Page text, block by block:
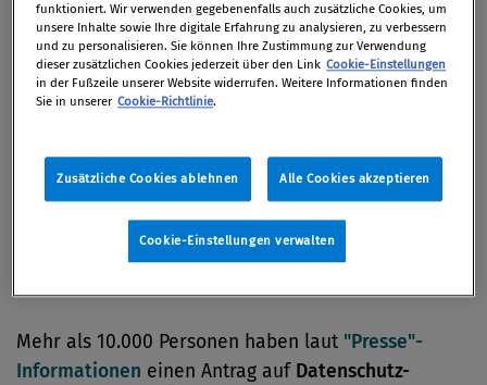
Corporate Governance
Die britische Regierung erwägt staatliches
Führungsetagenvon Banken und Versicherern zu
erhöhen, soderStandard.at.
Mehr als 10.000 Personen haben laut "Presse"-
Informationen einen Antrag auf Datenschutz-
funktioniert. Wir verwenden gegebenenfalls auch zusätzliche Cookies, um
unsere Inhalte sowie Ihre digitale Erfahrung zu analysieren, zu verbessern
und zu personalisieren. Sie können Ihre Zustimmung zur Verwendung
dieser zusätzlichen Cookies jederzeit über den Link Cookie-Einstellungen
in der Fußzeile unserer Website widerrufen. Weitere Informationen finden
Sie in unserer Cookie-Richtlinie.
Zusätzliche Cookies ablehnen Alle Cookies akzeptieren
Cookie-Einstellungen verwalten